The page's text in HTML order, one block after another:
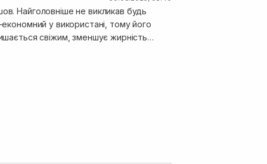
Найголовніше не викликав будь
у використані, тому його
свіжим, зменшує жирність
першого разу, я декілька разів мила
шампунь проти лупи